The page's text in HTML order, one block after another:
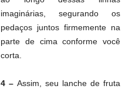
imaginárias, segurando os
pedaços juntos firmemente na
parte de cima conforme você
corta.
4 – Assim, seu lanche de fruta